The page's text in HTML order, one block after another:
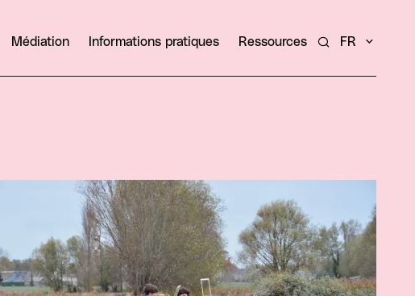
Médiation Informations pratiques Ressources Rechercher un
FR